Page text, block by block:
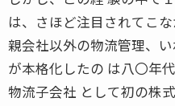
は、さほど注目されてこな
親会社以外の物流管理、
が本格化したの は八〇年
物流子会社 として初の株